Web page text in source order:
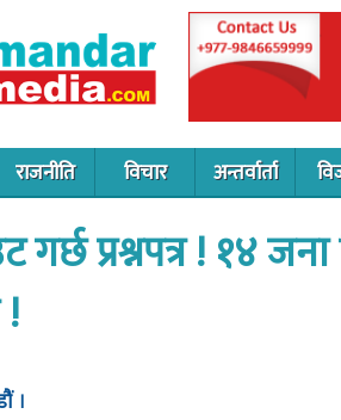
राजनीति विचार अन्तर्वार्ता
गर्छ प्रश्नपत्र ! १४
।